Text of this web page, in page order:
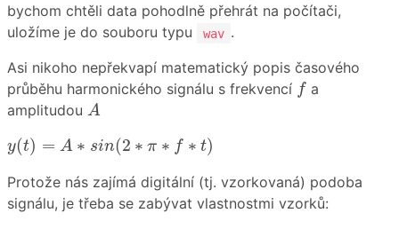
bychom chtěli data pohodlně přehrát na počítači,
uložíme je do souboru typu
wav .
Asi nikoho nepřekvapí matematický popis časového
průběhu harmonického signálu s frekvencí f
f a
amplitudou A
A
y(t) = A ∗ sin(2 ∗ π ∗ f ∗ t)
y(t) ∗s n (2∗π∗ f ∗t
Protože nás zajímá digitální (tj. vzorkovaná) podoba
signálu, je třeba se zabývat vlastnostmi vzorků: